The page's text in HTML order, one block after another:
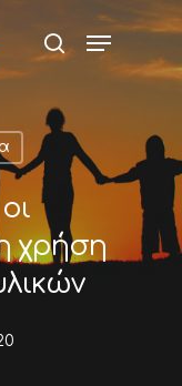
to close
χρήση